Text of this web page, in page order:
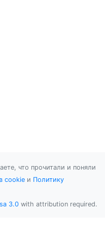
что прочитали и поняли
cookie и Политику
3.0 with attribution required.